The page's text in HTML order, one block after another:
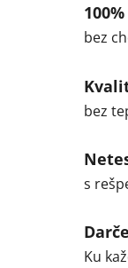
bez
bez
s
Ku